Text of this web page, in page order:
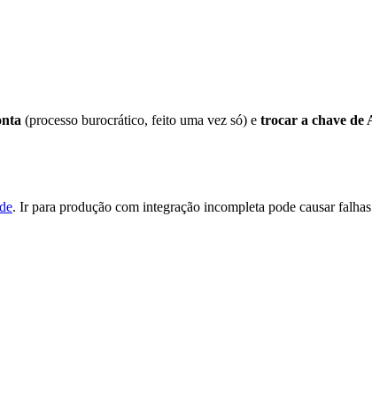
(processo burocrático, feito uma vez só) e trocar a chave de
. Ir para produção com integração incompleta pode causar